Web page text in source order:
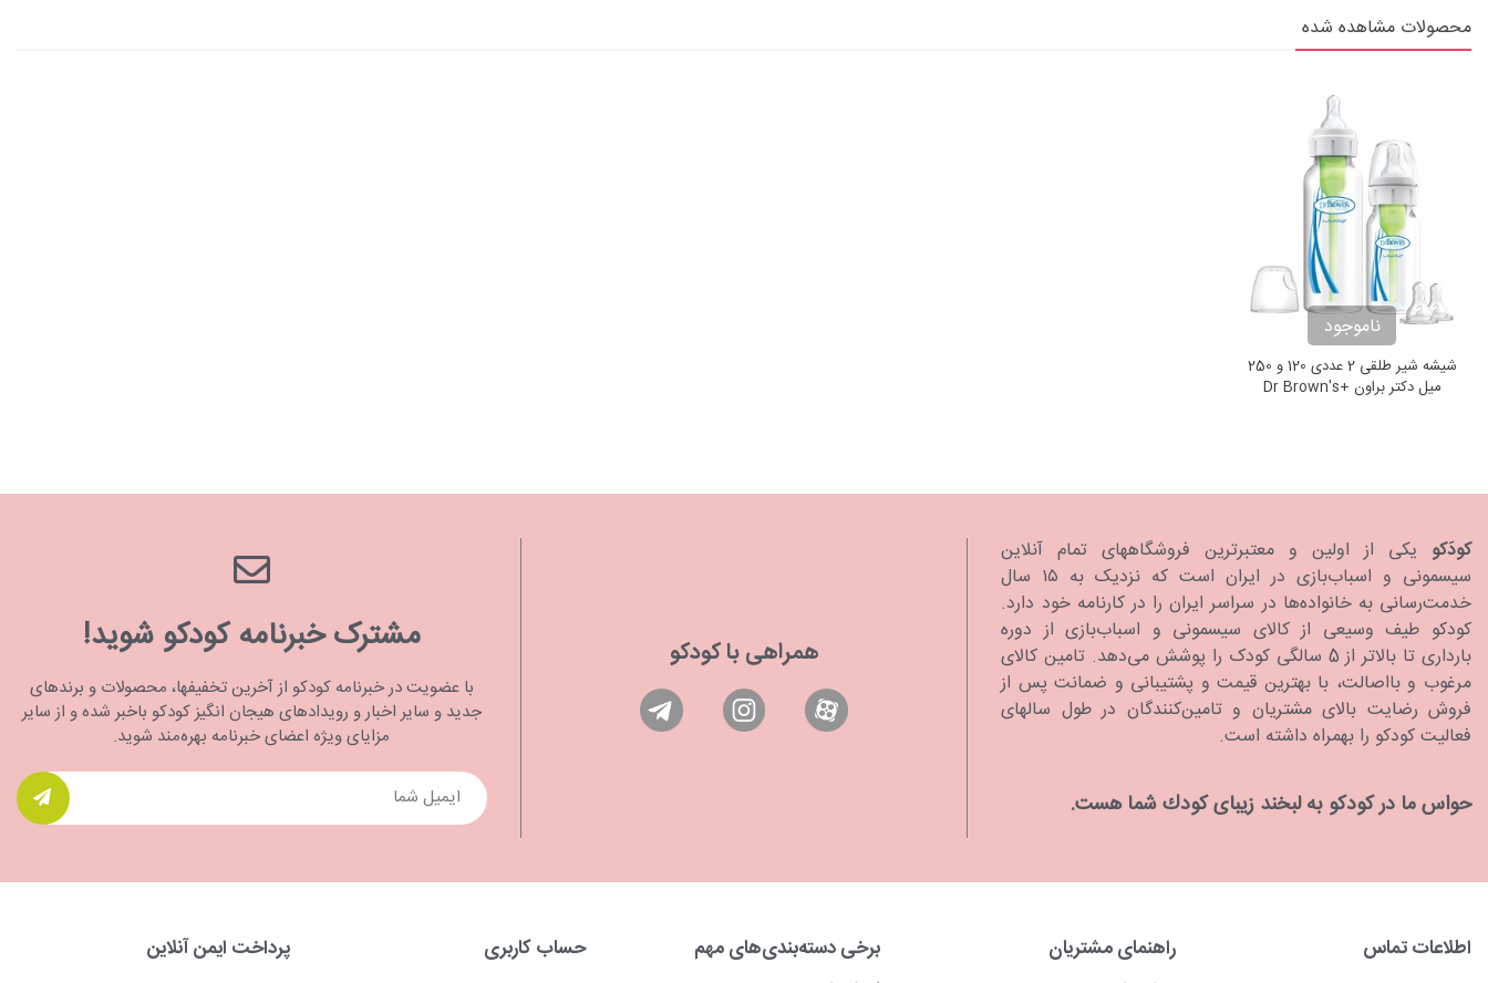
محصولات مشاهده شده
ناموجود
شیشه شیر طلقی 2 عددی 120 و 250
میل دکتر براون +Dr Brown's
کودَکو یکی از اولین و معتبرترین فروشگاههای تمام آنلاین
سیسمونی و اسباب‌بازی در ایران است که نزدیک به ۱۵ سال
خدمت‌رسانی به خانواده‌ها در سراسر ایران را در کارنامه خود دارد.
كودكو طیف وسیعی از کالای سیسمونی و اسباب‌بازی از دوره
بارداری تا بالاتر از 5 سالگی کودک را پوشش می‌دهد. تامین کالای
مرغوب و بااصالت، با بهترین قیمت و پشتیبانی و ضمانت پس از
فروش رضایت بالای مشتریان و تامین‌کنندگان در طول سالهای
فعالیت کودکو را بهمراه داشته است.
حواس ما در كودكو به لبخند زیبای كودك شما هست.
همراهی با کودکو مشترک خبرنامه کودکو شوید!
با عضویت در خبرنامه کودکو از آخرین تخفیفها، محصولات و برندهای
جدید و سایر اخبار و رویدادهای هیجان انگیز کودکو باخبر شده و از سایر
مزایای ویژه اعضای خبرنامه بهره‌مند شوید.
اطلاعات تماس راهنمای مشتریان برخی دسته‌بندی‌های مهم حساب کاربری پرداخت ایمن آنلاین